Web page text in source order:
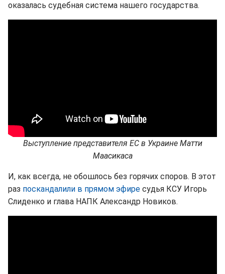
оказалась судебная система нашего государства.
Выступление представителя ЕС в Украине Матти
Маасикаса
И, как всегда, не обошлось без горячих споров. В этот
раз поскандалили в прямом эфире судья КСУ Игорь
Слиденко и глава НАПК Александр Новиков.